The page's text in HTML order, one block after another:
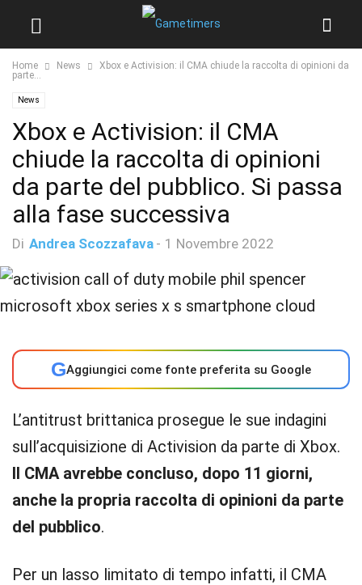
Home News
Xbox e Activision: il CMA chiude la raccolta di opinioni da
parte...
News
Xbox e Activision: il CMA
chiude la raccolta di opinioni
da parte del pubblico. Si passa
alla fase successiva
Di Andrea Scozzafava - 1 Novembre 2022
GAggiungici come fonte preferita su Google
L’antitrust brittanica prosegue le sue indagini
sull’acquisizione di Activision da parte di Xbox.
Il CMA avrebbe concluso, dopo 11 giorni,
anche la propria raccolta di opinioni da parte
del pubblico.
Per un lasso limitato di tempo infatti, il CMA